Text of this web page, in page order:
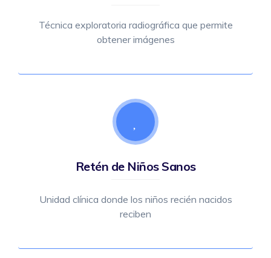
Técnica exploratoria radiográfica que permite
obtener imágenes
Retén de Niños Sanos
Unidad clínica donde los niños recién nacidos
reciben